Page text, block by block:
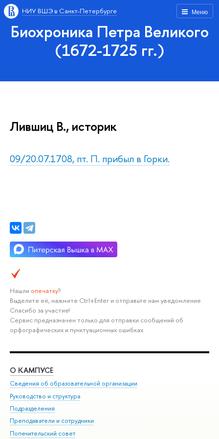
Меню
НИУ ВШЭ в Санкт-Петербурге
Биохроника Петра Великого
(1672-1725 гг.)
Лившиц В., историк
09/20.07.1708, пт. П. прибыл в Горки.
Нашли опечатку?
Выделите её, нажмите Ctrl+Enter и отправьте нам уведомление.
Спасибо за участие!
Сервис предназначен только для отправки сообщений об
орфографических и пунктуационных ошибках.
О КАМПУСЕ
Сведения об образовательной организации
Руководство и структура
Подразделения
Преподаватели и сотрудники
Попечительский совет